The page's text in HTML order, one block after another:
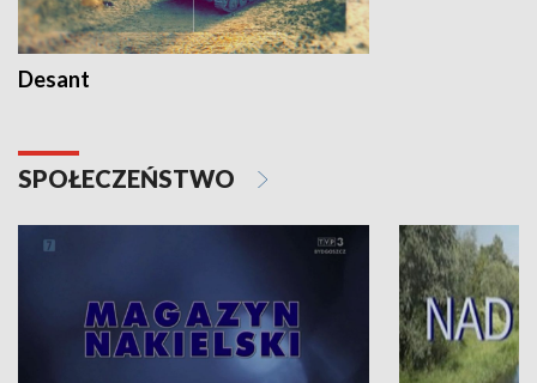
Desant
SPOŁECZEŃSTWO